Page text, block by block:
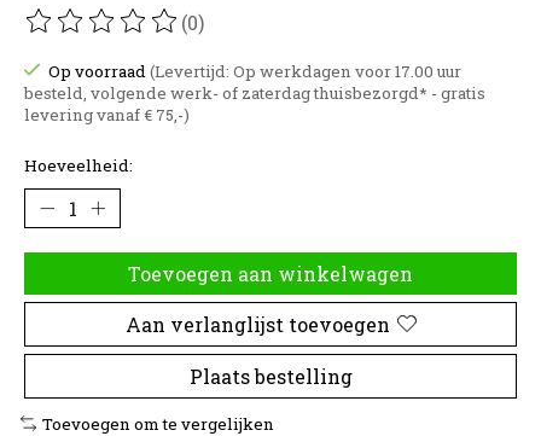
De beoordeling van dit product is
(0)
Op voorraad (Levertijd: Op werkdagen voor 17.00 uur
besteld, volgende werk- of zaterdag thuisbezorgd* - gratis
levering vanaf € 75,-)
Hoeveelheid:
Toevoegen aan winkelwagen
Aan verlanglijst toevoegen
Plaats bestelling
Toevoegen om te vergelijken